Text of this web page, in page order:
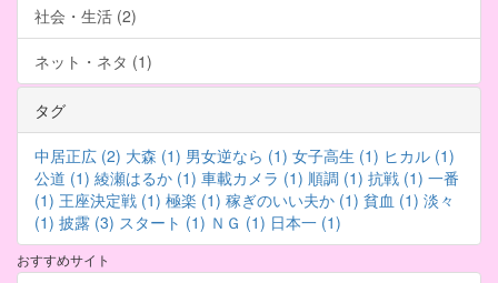
社会・生活 (2)
ネット・ネタ (1)
タグ
中居正広 (2) 大森 (1) 男女逆なら (1) 女子高生 (1) ヒカル (1)
公道 (1) 綾瀬はるか (1) 車載カメラ (1) 順調 (1) 抗戦 (1) 一番
(1) 王座決定戦 (1) 極楽 (1) 稼ぎのいい夫か (1) 貧血 (1) 淡々
(1) 披露 (3) スタート (1) ＮＧ (1) 日本一 (1)
おすすめサイト